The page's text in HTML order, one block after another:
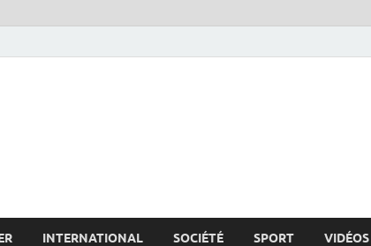
INTERNATIONAL SOCIÉTÉ SPORT VIDÉOS